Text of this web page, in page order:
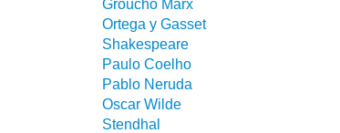
Groucho Marx
Ortega y Gasset
Shakespeare
Paulo Coelho
Pablo Neruda
Oscar Wilde
Stendhal